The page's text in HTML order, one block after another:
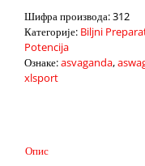
Шифра производа:312
Категорије: Biljni
Potencija
Ознаке:asvaganda,
xlsport
Опис